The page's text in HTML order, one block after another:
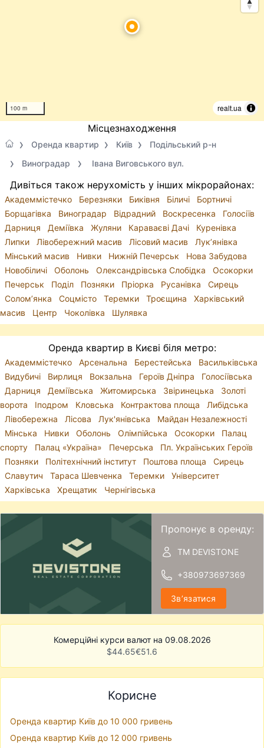
100 m realt.ua
Місцезнаходження
Оренда квартир Київ
Подільський р-н
Виноградар
Івана Виговського вул.
Дивіться також нерухомість у інших мікрорайонах:
Академмістечко Березняки Биківня Біличі
Бортничі
Борщагівка
Виноградар Відрадний Воскресенка
Голосіїв
Дарниця
Деміївка Жуляни Караваєві Дачі
Куренівка
Липки
Лівобережний масив Лісовий масив
Лук’янівка
Мінський масив
Нивки Нижній Печерськ
Нова Забудова
Новобіличі
Оболонь Олександрівська Слобідка
Осокорки
Печерськ
Поділ Позняки Пріорка Русанівка
Сирець
Солом’янка
Соцмісто Теремки Троєщина
Харківський
масив
Центр Чоколівка Шулявка
Оренда квартир в Києві біля метро:
Академмістечко Арсенальна Берестейська
Васильківська
Видубичі
Вирлиця Вокзальна Героїв Дніпра
Голосіївська
Дарниця
Деміївська Житомирська Звіринецька
Золоті
ворота
Іподром Кловська Контрактова площа
Либідська
Лівобережна
Лісова Лук'янівська
Майдан Незалежності
Мінська
Нивки Оболонь Олімпійська Осокорки
Палац
спорту
Палац «Україна» Печерська
Пл. Українських Героїв
Позняки
Політехнічний інститут Поштова площа
Сирець
Славутич
Тараса Шевченка Теремки
Університет
Харківська
Хрещатик Чернігівська
Пропонує в оренду:
ТМ DEVISTONE
+380973697369
Звʼязатися
Комерційні курси валют на 09.08.2026
$44.65€51.6
Корисне
Оренда квартир Київ до 10 000 гривень
Оренда квартир Київ до 12 000 гривень